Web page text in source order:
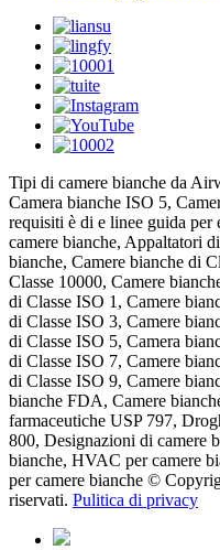
Tipi di camere bianche da
Camera bianche ISO 5,
requisiti è di e linee guida per
camere bianche, Appaltatori
bianche, Camere bianche di
Classe 10000, Camere
di Classe ISO 1, Camere
di Classe ISO 3, Camere
di Classe ISO 5, Camera
di Classe ISO 7, Camere
di Classe ISO 9, Camere
bianche FDA, Camere
farmaceutiche USP 797,
800, Designazioni di camere
bianche, HVAC per camere
per camere bianche ©
riservati. Pulitica di privacy